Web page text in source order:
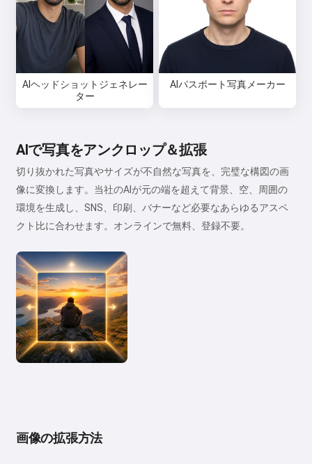
AIヘッドショットジェネレー
ター
AIパスポート写真メーカー
AIで写真をアンクロップ＆拡張
切り抜かれた写真やサイズが不自然な写真を、完璧な構図の画
像に変換します。当社のAIが元の端を超えて背景、空、周囲の
環境を生成し、SNS、印刷、バナーなど必要なあらゆるアスペ
クト比に合わせます。オンラインで無料、登録不要。
画像の拡張方法